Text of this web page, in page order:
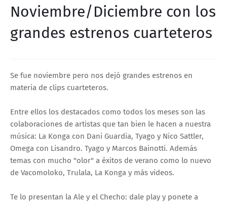
Noviembre/Diciembre con los
grandes estrenos cuarteteros
Se fue noviembre pero nos dejó grandes estrenos en
materia de clips cuarteteros.
Entre ellos los destacados como todos los meses son las
colaboraciones de artistas que tan bien le hacen a nuestra
música: La Konga con Dani Guardia, Tyago y Nico Sattler,
Omega con Lisandro. Tyago y Marcos Bainotti. Además
temas con mucho "olor" a éxitos de verano como lo nuevo
de Vacomoloko, Trulala, La Konga y más videos.
Te lo presentan la Ale y el Checho: dale play y ponete a